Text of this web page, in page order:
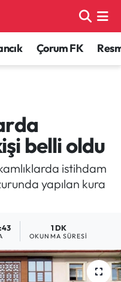
Çorum FK
belli oldu
istihdam
yapılan kura
1 DK
OKUNMA SÜRESI
Fikstür